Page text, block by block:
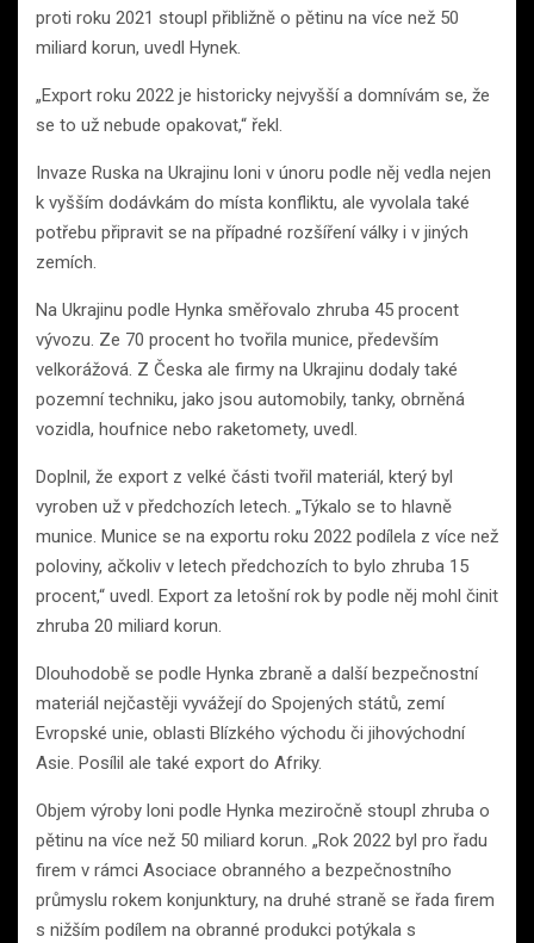
proti roku 2021 stoupl přibližně o pětinu na více než 50
miliard korun, uvedl Hynek.
„Export roku 2022 je historicky nejvyšší a domnívám se, že
se to už nebude opakovat,“ řekl.
Invaze Ruska na Ukrajinu loni v únoru podle něj vedla nejen
k vyšším dodávkám do místa konfliktu, ale vyvolala také
potřebu připravit se na případné rozšíření války i v jiných
zemích.
Na Ukrajinu podle Hynka směřovalo zhruba 45 procent
vývozu. Ze 70 procent ho tvořila munice, především
velkorážová. Z Česka ale firmy na Ukrajinu dodaly také
pozemní techniku, jako jsou automobily, tanky, obrněná
vozidla, houfnice nebo raketomety, uvedl.
Doplnil, že export z velké části tvořil materiál, který byl
vyroben už v předchozích letech. „Týkalo se to hlavně
munice. Munice se na exportu roku 2022 podílela z více než
poloviny, ačkoliv v letech předchozích to bylo zhruba 15
procent,“ uvedl. Export za letošní rok by podle něj mohl činit
zhruba 20 miliard korun.
Dlouhodobě se podle Hynka zbraně a další bezpečnostní
materiál nejčastěji vyvážejí do Spojených států, zemí
Evropské unie, oblasti Blízkého východu či jihovýchodní
Asie. Posílil ale také export do Afriky.
Objem výroby loni podle Hynka meziročně stoupl zhruba o
pětinu na více než 50 miliard korun. „Rok 2022 byl pro řadu
firem v rámci Asociace obranného a bezpečnostního
průmyslu rokem konjunktury, na druhé straně se řada firem
s nižším podílem na obranné produkci potýkala s